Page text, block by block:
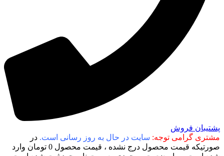
پشتیبان فروش
مشتری گرامی توجه: سایت در حال به روز رسانی است. در
صورتیکه قیمت محصول درج نشده ، قیمت محصول 0 تومان وارد